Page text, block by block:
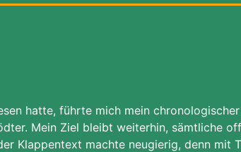
hatte, führte mich mein
Mein Ziel bleibt weiterhin, sämtliche
Klappentext machte neugierig, denn mit